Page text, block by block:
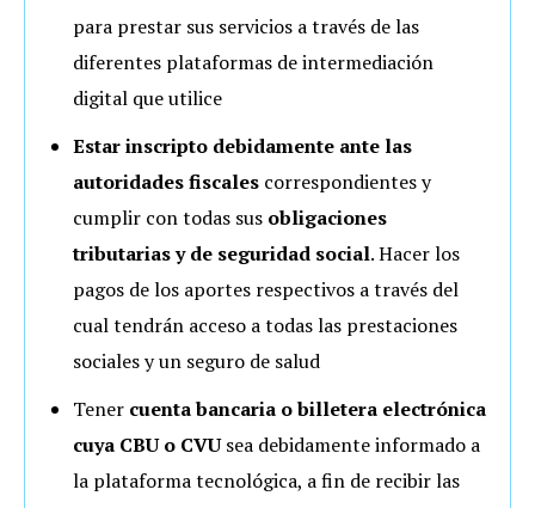
para prestar sus servicios a través de las
diferentes plataformas de intermediación
digital que utilice
Estar inscripto debidamente ante las
autoridades fiscales correspondientes y
cumplir con todas sus obligaciones
tributarias y de seguridad social. Hacer los
pagos de los aportes respectivos a través del
cual tendrán acceso a todas las prestaciones
sociales y un seguro de salud
Tener cuenta bancaria o billetera electrónica
cuya CBU o CVUsea debidamente informado a
la plataforma tecnológica, a fin de recibir las